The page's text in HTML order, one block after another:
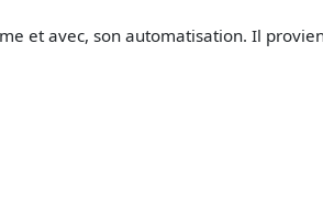
et avec, son automatisation. Il